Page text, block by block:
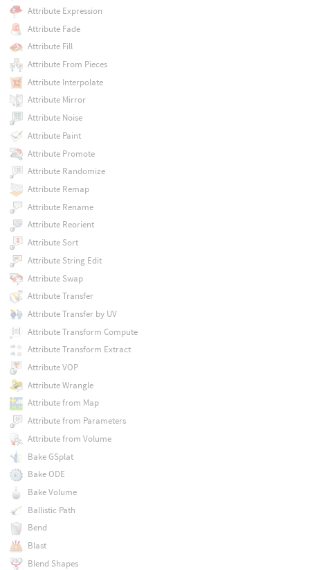
Attribute Expression
Attribute Fade
Attribute Fill
Attribute From Pieces
Attribute Interpolate
Attribute Mirror
Attribute Noise
Attribute Paint
Attribute Promote
Attribute Randomize
Attribute Remap
Attribute Rename
Attribute Reorient
Attribute Sort
Attribute String Edit
Attribute Swap
Attribute Transfer
Attribute Transfer by UV
Attribute Transform Compute
Attribute Transform Extract
Attribute VOP
Attribute Wrangle
Attribute from Map
Attribute from Parameters
Attribute from Volume
Bake GSplat
Bake ODE
Bake Volume
Ballistic Path
Bend
Blast
Blend Shapes